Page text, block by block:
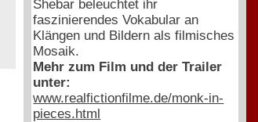
Shebar beleuchtet ihr
faszinierendes Vokabular an
Klängen und Bildern als filmisches
Mosaik.
Mehr zum Film und der Trailer
unter:
www.realfictionfilme.de/monk-in-
pieces.html